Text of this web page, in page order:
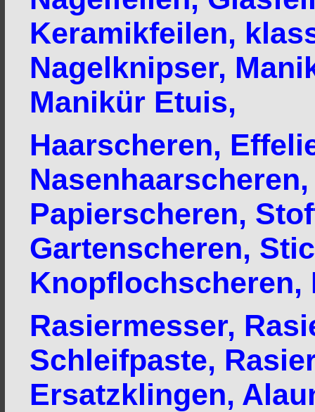
Keramikfeilen,
Nagelknipser,
Manikür Etuis,
Haarscheren,
Papierscheren,
Gartenscheren,
Rasiermesser,
Schleifpaste,
Ersatzklingen,